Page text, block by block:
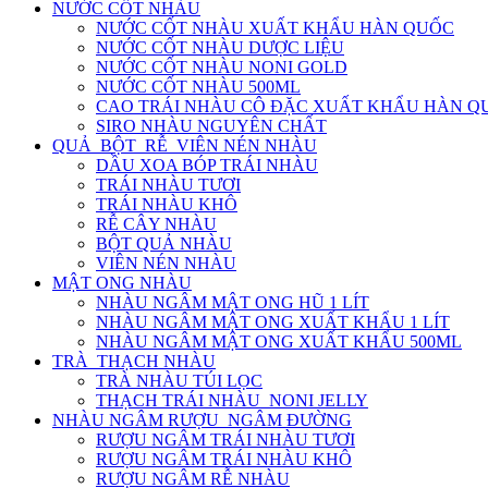
NƯỚC CỐT NHÀU
NƯỚC CỐT NHÀU XUẤT KHẨU HÀN QUỐC
NƯỚC CỐT NHÀU DƯỢC LIỆU
NƯỚC CỐT NHÀU NONI GOLD
NƯỚC CỐT NHÀU 500ML
CAO TRÁI NHÀU CÔ ĐẶC XUẤT KHẨU HÀN
SIRO NHÀU NGUYÊN CHẤT
QUẢ_BỘT_RỄ_VIÊN NÉN NHÀU
DẦU XOA BÓP TRÁI NHÀU
TRÁI NHÀU TƯƠI
TRÁI NHÀU KHÔ
RỄ CÂY NHÀU
BỘT QUẢ NHÀU
VIÊN NÉN NHÀU
MẬT ONG NHÀU
NHÀU NGÂM MẬT ONG HŨ 1 LÍT
NHÀU NGÂM MẬT ONG XUẤT KHẨU 1 LÍT
NHÀU NGÂM MẬT ONG XUẤT KHẨU 500ML
TRÀ_THẠCH NHÀU
TRÀ NHÀU TÚI LỌC
THẠCH TRÁI NHÀU_NONI JELLY
NHÀU NGÂM RƯỢU_NGÂM ĐƯỜNG
RƯỢU NGÂM TRÁI NHÀU TƯƠI
RƯỢU NGÂM TRÁI NHÀU KHÔ
RƯỢU NGÂM RỄ NHÀU